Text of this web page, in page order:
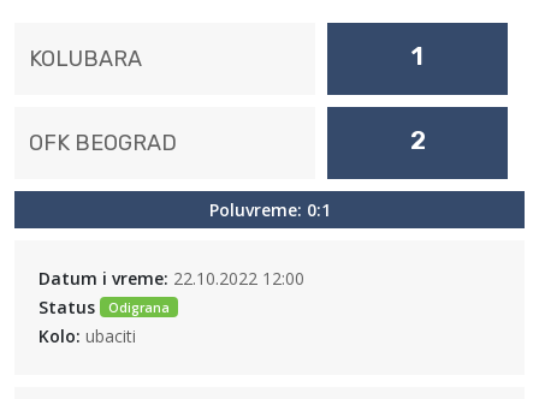
KOLUBARA 1
OFK BEOGRAD 2
Poluvreme: 0:1
Datum i vreme: 22.10.2022 12:00
Status
Odigrana
Kolo: ubaciti